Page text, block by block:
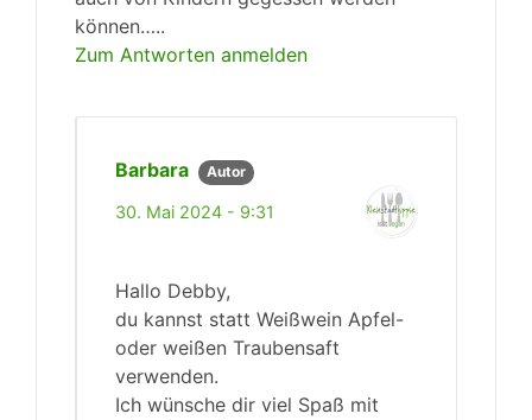
können…..
Zum Antworten anmelden
Barbara Autor
30. Mai 2024 - 9:31
Hallo Debby,
du kannst statt Weißwein Apfel-
oder weißen Traubensaft
verwenden.
Ich wünsche dir viel Spaß mit